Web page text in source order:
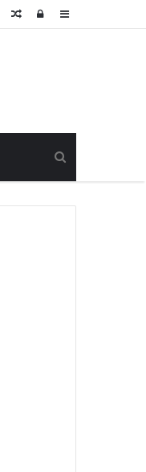
Sidebar
Log
Random